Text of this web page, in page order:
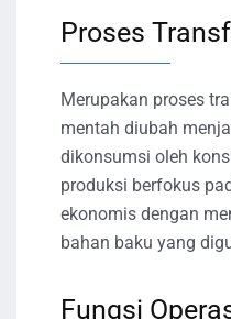
Proses
Merupakan proses
mentah diubah
dikonsumsi oleh
produksi berfokus
ekonomis dengan
bahan baku yang
Fungsi